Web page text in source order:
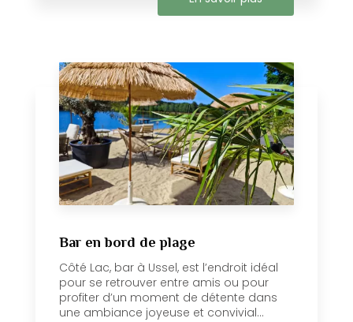
Bar en bord de plage
Côté Lac, bar à Ussel, est l’endroit idéal
pour se retrouver entre amis ou pour
profiter d’un moment de détente dans
une ambiance joyeuse et convivial...